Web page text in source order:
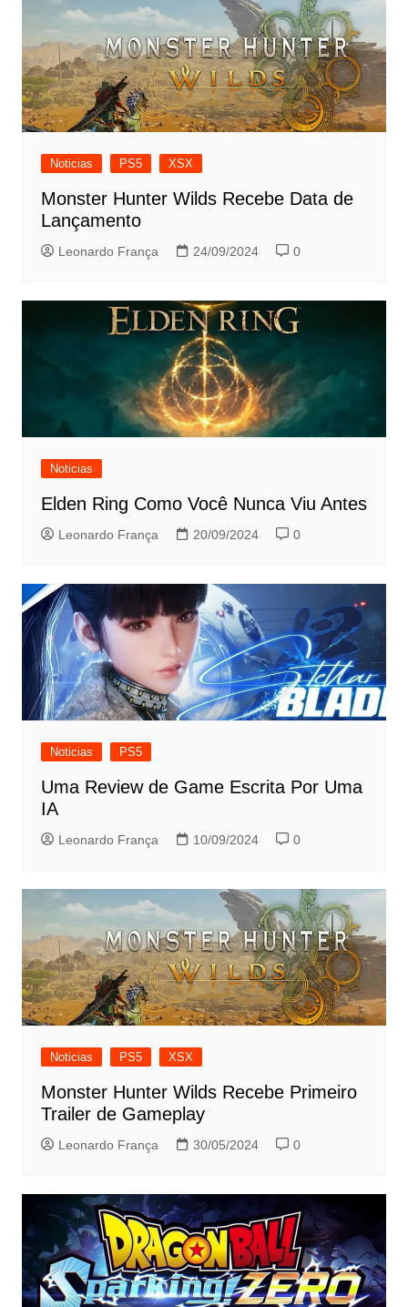
Noticias PS5 XSX
Monster Hunter Wilds Recebe Data de
Lançamento
Leonardo França 24/09/2024 0
Noticias
Elden Ring Como Você Nunca Viu Antes
Leonardo França 20/09/2024 0
Noticias PS5
Uma Review de Game Escrita Por Uma
IA
Leonardo França 10/09/2024 0
Noticias PS5 XSX
Monster Hunter Wilds Recebe Primeiro
Trailer de Gameplay
Leonardo França 30/05/2024 0